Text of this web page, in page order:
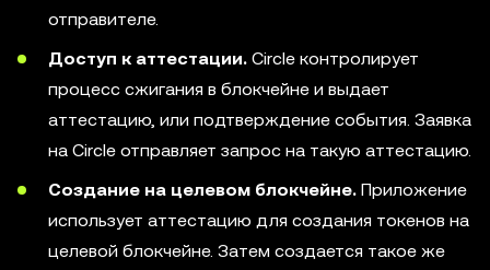
отправителе.
Доступ к аттестации. Circle контролирует
процесс сжигания в блокчейне и выдает
аттестацию, или подтверждение события. Заявка
на Circle отправляет запрос на такую аттестацию.
Создание на целевом блокчейне. Приложение
использует аттестацию для создания токенов на
целевой блокчейне. Затем создается такое же